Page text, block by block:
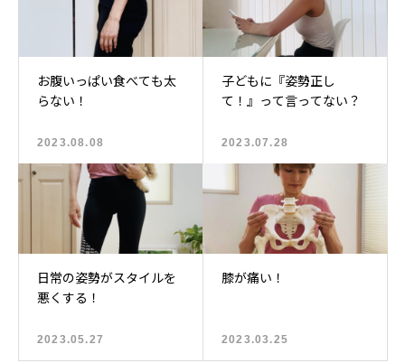
お腹いっぱい食べても太
らない！
2023.08.08
子どもに『姿勢正し
て！』って言ってない？
2023.07.28
日常の姿勢がスタイルを
悪くする！
2023.05.27
膝が痛い！
2023.03.25